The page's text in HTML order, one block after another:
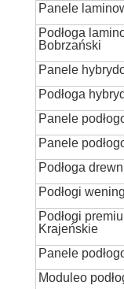
Panele
Podłoga
Bobrzański
Panele
Podłoga
Panele
Panele
Podłoga
Podłogi
Podłogi
Krajeńskie
Panele
Moduleo